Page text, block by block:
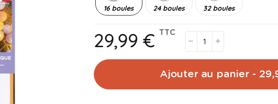
16 boules 24 boules 32 boules
29,99 € TTC
Ajouter au panier -